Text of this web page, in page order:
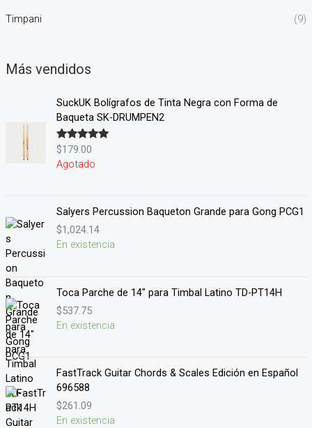
Timpani (9)
Más vendidos
SuckUK Bolígrafos de Tinta Negra con Forma de
Baqueta SK-DRUMPEN2
Valorado en
5.00 de 5
$179.00
Agotado
Salyers Percussion Baqueton Grande para Gong PCG1
$1,024.14
En existencia
Toca Parche de 14" para Timbal Latino TD-PT14H
$537.75
En existencia
FastTrack Guitar Chords & Scales Edición en Español
696588
$261.09
En existencia